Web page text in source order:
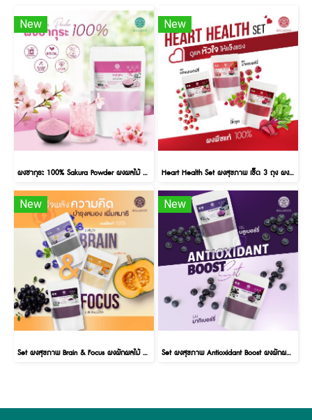
New
ผงซากุระ 100% Sakura Powder ผงผลไม้ ผงผัก เพื่อสุขภาพ ขนาด 100 กรัม Sakura Cherry Blossom
New
Heart Health Set ผงสุขภาพ เซ็ต 3 ถุง ผงแครนเบอร์รี่ ผงบีทรูท และผงราสเบอร์รี่
New
Set ผงสุขภาพ Brain & Focus ผงผักผลไม้ ฟักทอง, อัญชัน, และ โกจิเบอร์รี่ดำ
New
Set ผงสุขภาพ Antioxidant Boost ผงผักผลไม้ บลูเบอร์รี่ (Blueberry) มากิเบอร์รี่ (Maquiberry)